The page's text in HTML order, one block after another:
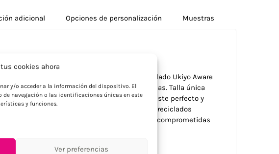
cookies ahora
y/o acceder a la información del dispositivo. El
navegación o las identificaciones únicas en este
y funciones.
Ver preferencias
adicional Opciones de personalización Muestras
delantal de lujo fabricado en algodón reciclado Ukiyo Aware
diseñado para cocinas modernas y cotidianas. Talla única
y tamaños con correas ajustables para ajuste perfecto y
trazador AWARE que valida materiales reciclados
se dona a Water.org. Ideal para empresas comprometidas